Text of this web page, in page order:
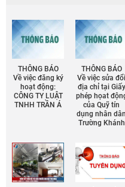
THÔNG BÁO
Về việc đăng ký
hoạt động:
CÔNG TY LUẬT
TNHH TRẦN Á
THÔNG BÁO
Về việc sửa đổi
địa chỉ tại Giấy
phép họat
của Quỹ tín
dụng nhân dân
Trường Khánh